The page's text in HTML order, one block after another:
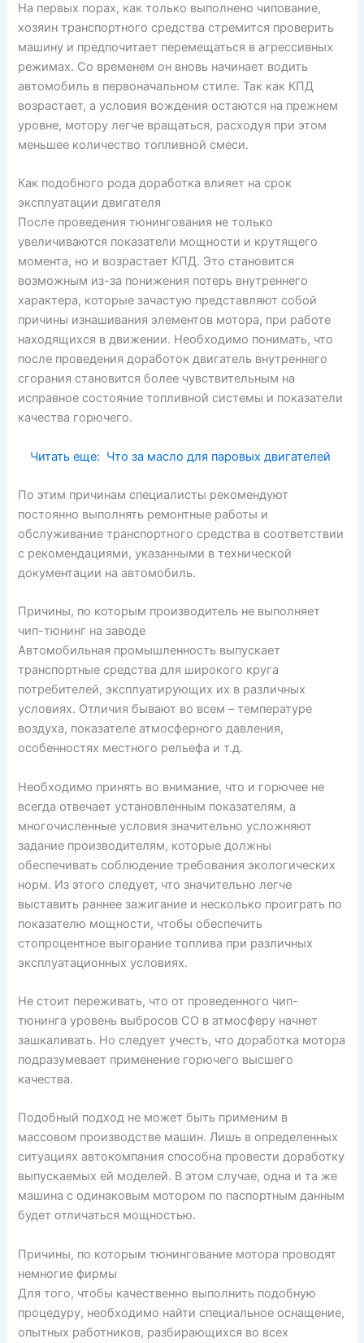
На первых порах, как только выполнено чипование,
хозяин транспортного средства стремится проверить
машину и предпочитает перемещаться в агрессивных
режимах. Со временем он вновь начинает водить
автомобиль в первоначальном стиле. Так как КПД
возрастает, а условия вождения остаются на прежнем
уровне, мотору легче вращаться, расходуя при этом
меньшее количество топливной смеси.
Как подобного рода доработка влияет на срок
эксплуатации двигателя
После проведения тюнингования не только
увеличиваются показатели мощности и крутящего
момента, но и возрастает КПД. Это становится
возможным из-за понижения потерь внутреннего
характера, которые зачастую представляют собой
причины изнашивания элементов мотора, при работе
находящихся в движении. Необходимо понимать, что
после проведения доработок двигатель внутреннего
сгорания становится более чувствительным на
исправное состояние топливной системы и показатели
качества горючего.
Читать еще: Что за масло для паровых двигателей
По этим причинам специалисты рекомендуют
постоянно выполнять ремонтные работы и
обслуживание транспортного средства в соответствии
с рекомендациями, указанными в технической
документации на автомобиль.
Причины, по которым производитель не выполняет
чип-тюнинг на заводе
Автомобильная промышленность выпускает
транспортные средства для широкого круга
потребителей, эксплуатирующих их в различных
условиях. Отличия бывают во всем – температуре
воздуха, показателе атмосферного давления,
особенностях местного рельефа и т.д.
Необходимо принять во внимание, что и горючее не
всегда отвечает установленным показателям, а
многочисленные условия значительно усложняют
задание производителям, которые должны
обеспечивать соблюдение требования экологических
норм. Из этого следует, что значительно легче
выставить раннее зажигание и несколько проиграть по
показателю мощности, чтобы обеспечить
стопроцентное выгорание топлива при различных
эксплуатационных условиях.
Не стоит переживать, что от проведенного чип-
тюнинга уровень выбросов CO в атмосферу начнет
зашкаливать. Но следует учесть, что доработка мотора
подразумевает применение горючего высшего
качества.
Подобный подход не может быть применим в
массовом производстве машин. Лишь в определенных
ситуациях автокомпания способна провести доработку
выпускаемых ей моделей. В этом случае, одна и та же
машина с одинаковым мотором по паспортным данным
будет отличаться мощностью.
Причины, по которым тюнингование мотора проводят
немногие фирмы
Для того, чтобы качественно выполнить подобную
процедуру, необходимо найти специальное оснащение,
опытных работников, разбирающихся во всех